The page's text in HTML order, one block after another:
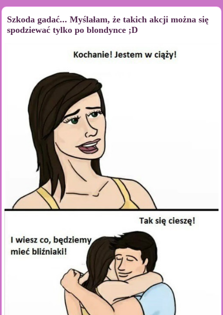
Szkoda gadać... Myślałam, że takich akcji można się
spodziewać tylko po blondynce ;D